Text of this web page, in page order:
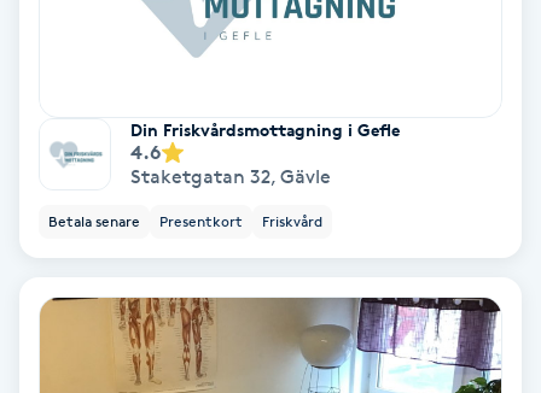
Tatuering
Tatueringsborttagning
Terapi
Thaimassage
Din Friskvårdsmottagning i Gefle
4.6
Staketgatan 32, Gävle
Betala senare Presentkort Friskvård